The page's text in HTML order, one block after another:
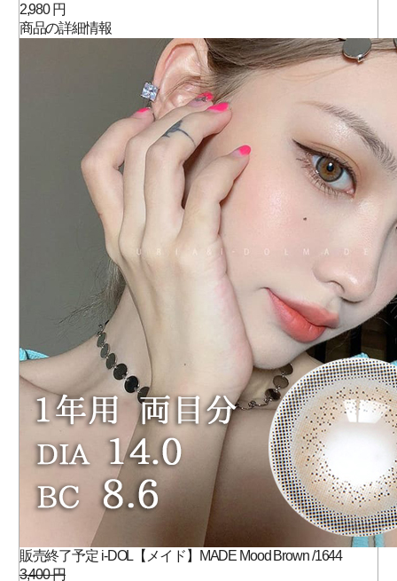
2,980 円
商品の詳細情報
販売終了予定 i-DOL【メイド】MADE Mood Brown /1644
3,400 円